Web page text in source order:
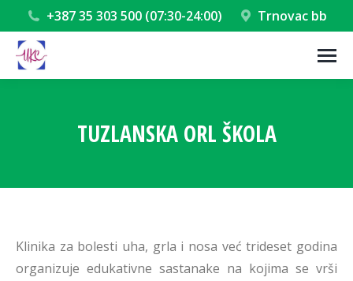
+387 35 303 500 (07:30-24:00) Trnovac bb
TUZLANSKA ORL ŠKOLA
Klinika za bolesti uha, grla i nosa već trideset godina
organizuje edukativne sastanake na kojima se vrši